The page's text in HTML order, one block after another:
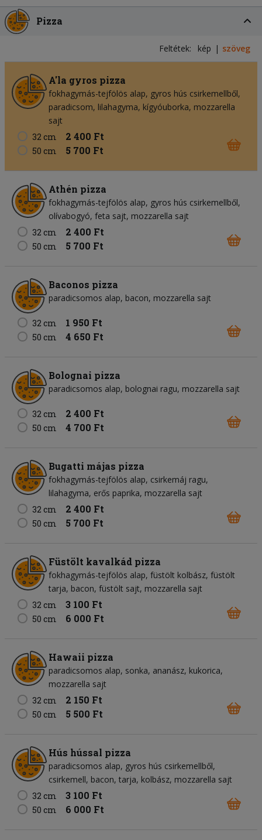
Pizza
Feltétek: kép szöveg
A'la gyros pizza
fokhagymás-tejfölös alap gyros hús csirkemellből
paradicsom lilahagyma kígyóuborka mozzarella
sajt
32 cm
2 400 Ft
50 cm 5 700 Ft
Athén pizza
fokhagymás-tejfölös alap gyros hús csirkemellből
olívabogyó feta sajt mozzarella sajt
32 cm
2 400 Ft
50 cm 5 700 Ft
Baconos pizza
paradicsomos alap bacon mozzarella sajt
32 cm 1 950 Ft
50 cm 4 650 Ft
Bolognai pizza
paradicsomos alap bolognai ragu mozzarella sajt
32 cm 2 400 Ft
50 cm 4 700 Ft
Bugatti májas pizza
fokhagymás-tejfölös alap csirkemáj ragu
lilahagyma erős paprika mozzarella sajt
32 cm
2 400 Ft
50 cm 5 700 Ft
Füstölt kavalkád pizza
fokhagymás-tejfölös alap füstölt kolbász füstölt
tarja bacon füstölt sajt mozzarella sajt
32 cm
3 100 Ft
50 cm 6 000 Ft
Hawaii pizza
paradicsomos alap sonka ananász kukorica
mozzarella sajt
32 cm
2 150 Ft
50 cm 5 500 Ft
Hús hússal pizza
paradicsomos alap gyros hús csirkemellből
csirkemell bacon tarja kolbász mozzarella sajt
32 cm
3 100 Ft
50 cm 6 000 Ft